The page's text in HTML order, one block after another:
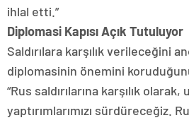
ihlal etti.”
Diplomasi Kapısı Açık Tutuluyor
Saldırılara karşılık verileceğini
diplomasinin önemini
“Rus saldırılarına karşılık
yaptırımlarımızı sürdüreceğiz.